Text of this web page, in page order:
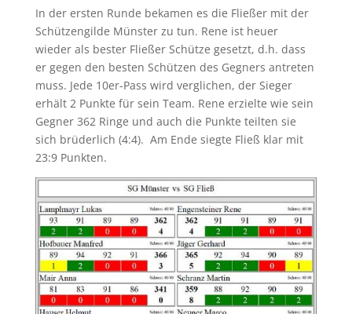
In der ersten Runde bekamen es die Fließer mit der
Schützengilde Münster zu tun. Rene ist heuer
wieder als bester Fließer Schütze gesetzt, d.h. dass
er gegen den besten Schützen des Gegners antreten
muss. Jede 10er-Pass wird verglichen, der Sieger
erhält 2 Punkte für sein Team. Rene erzielte wie sein
Gegner 362 Ringe und auch die Punkte teilten sie
sich brüderlich (4:4). Am Ende siegte Fließ klar mit
23:9 Punkten.